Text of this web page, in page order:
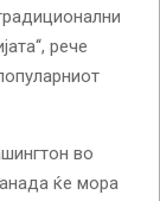
рече
во
ќе мора